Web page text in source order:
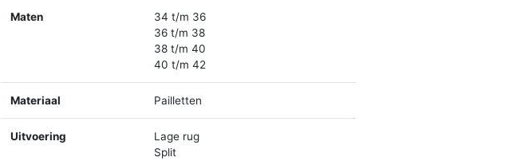
Maten
34 t/m 36
36 t/m 38
38 t/m 40
40 t/m 42
Materiaal Pailletten
Uitvoering
Lage rug
Split